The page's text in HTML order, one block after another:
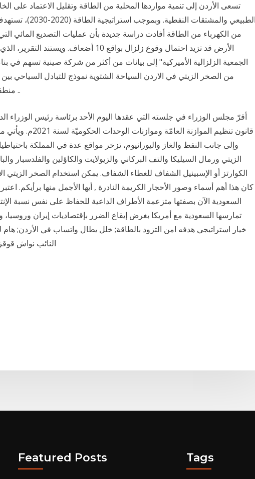
تسعى الأردن إلى تنمية مواردها المحلية من الطاقة وتقليل الاعتماد على
من الكهرباء من الطاقة أفادت دراسة جديدة بأن عمليات التصديع المائي
الأرض قد تزيد احتمال وقوع زلزال بواقع 10
الجمعية الزلزالية الأميركية" إلى بيانات من أكثر من شركة صينية تسهم في
من الصخر الزيتي في الاردن السياحة الشتوية نموذج للتبادل السياحي
منطقة شيونغان الجديدة مستقبلا ..
أقرّ مجلس الوزراء في جلسته التي عقدها اليوم الأحد برئاسة رئيس الوزراء
قانون تنظيم الموازنة
وإلى جانب النفط والغاز واليورانيوم، تزخر مواقع عدة في المملكة
الزيتي ورمال السيليكا والتف البركاني والزيولايت والكاؤلين والفلدسبار
الكوارتز أو الإسبينيل الشفاف للغطاء الشفاف. يمكن استخدام الصخر الزيتي
كان هذا أهم أسماء وصور الأحجار الكريمة النادرة , أيها الأجمل منها برأيكم.
السعودية الآن بصفتها متزعمة الأطراف الداعية للحفاظ على نفس نسبة
تمارسها السعودية مع أمريكا بغرض إيقاع الضرر بإقتصاديات إيران وروسيا،
خيار استراتيجي هدفه امن التزود بالطاقة; خلل يطال واتساب في الأردن; هام
النائب نواش
Featured Posts Tags